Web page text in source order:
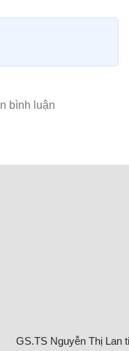
GS.TS Nguyễn Thị Lan